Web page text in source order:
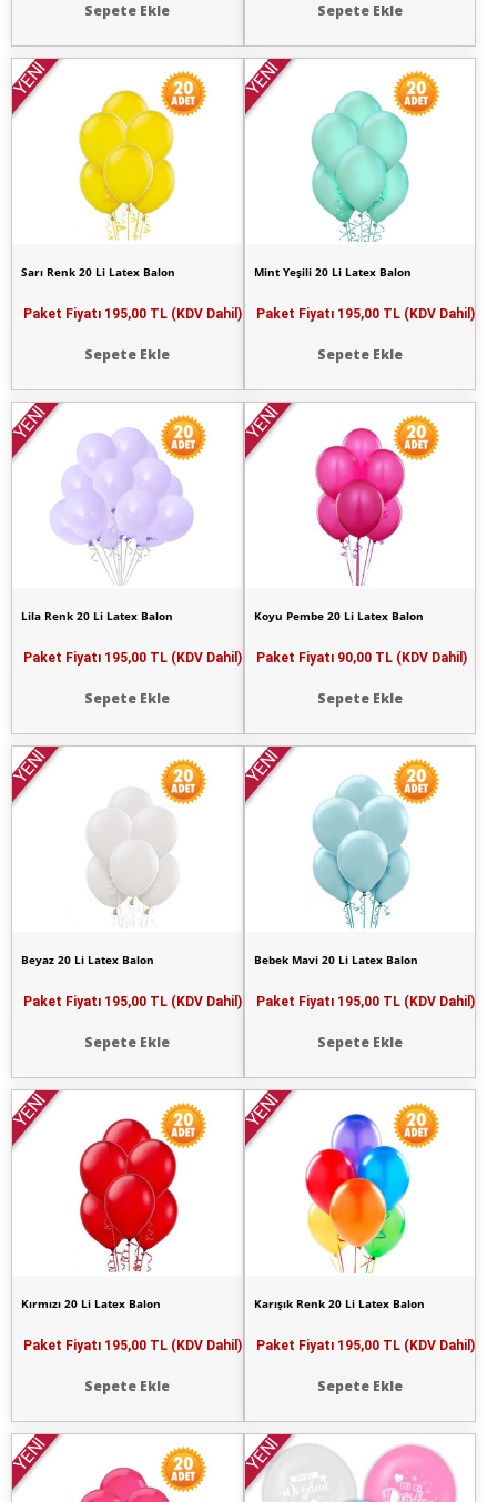
Sepete Ekle Sepete Ekle
YENİ
Sarı Renk 20 Li Latex Balon
Paket Fiyatı 195,00 TL (KDV Dahil)
Sepete Ekle
YENİ
Mint Yeşili 20 Li Latex Balon
Paket Fiyatı 195,00 TL (KDV Dahil)
Sepete Ekle
YENİ
Lila Renk 20 Li Latex Balon
Paket Fiyatı 195,00 TL (KDV Dahil)
Sepete Ekle
YENİ
Koyu Pembe 20 Li Latex Balon
Paket Fiyatı 90,00 TL (KDV Dahil)
Sepete Ekle
YENİ
Beyaz 20 Li Latex Balon
Paket Fiyatı 195,00 TL (KDV Dahil)
Sepete Ekle
YENİ
Bebek Mavi 20 Li Latex Balon
Paket Fiyatı 195,00 TL (KDV Dahil)
Sepete Ekle
YENİ
Kırmızı 20 Li Latex Balon
Paket Fiyatı 195,00 TL (KDV Dahil)
Sepete Ekle
YENİ
Karışık Renk 20 Li Latex Balon
Paket Fiyatı 195,00 TL (KDV Dahil)
Sepete Ekle
YENİ YENİ